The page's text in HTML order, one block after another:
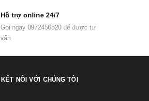
Hỗ trợ online 24/7
Gọi ngay 0972456820 để được tư
vấn
KẾT NỐI VỚI CHÚNG TÔI